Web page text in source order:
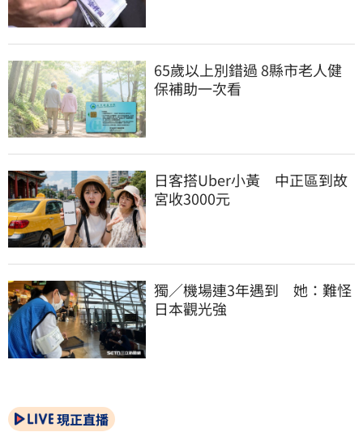
65歲以上別錯過 8縣市老人健
保補助一次看
日客搭Uber小黃　中正區到故
宮收3000元
獨／機場連3年遇到　她：難怪
日本觀光強
現正直播